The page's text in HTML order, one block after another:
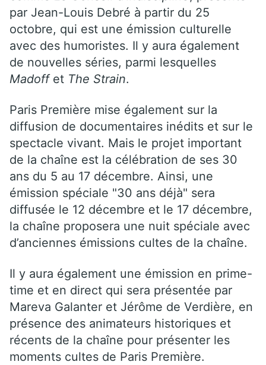
par Jean-Louis Debré à partir du 25
octobre, qui est une émission culturelle
avec des humoristes. Il y aura également
de nouvelles séries, parmi lesquelles
Madoff et The Strain.
Paris Première mise également sur la
diffusion de documentaires inédits et sur le
spectacle vivant. Mais le projet important
de la chaîne est la célébration de ses 30
ans du 5 au 17 décembre. Ainsi, une
émission spéciale "30 ans déjà" sera
diffusée le 12 décembre et le 17 décembre,
la chaîne proposera une nuit spéciale avec
d’anciennes émissions cultes de la chaîne.
Il y aura également une émission en prime-
time et en direct qui sera présentée par
Mareva Galanter et Jérôme de Verdière, en
présence des animateurs historiques et
récents de la chaîne pour présenter les
moments cultes de Paris Première.